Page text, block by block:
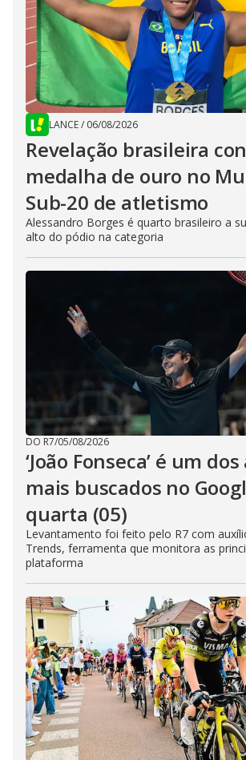
LANCE/ 06/08/2026
Revelação brasileira
medalha de ouro no
Sub-20 de atletismo
Alessandro Borges é quarto brasileiro a
alto do pódio na categoria
DO R7/05/08/2026
‘João Fonseca’ é um
mais buscados no
quarta (05)
Levantamento foi feito pelo R7 com
Trends, ferramenta que monitora as
plataforma